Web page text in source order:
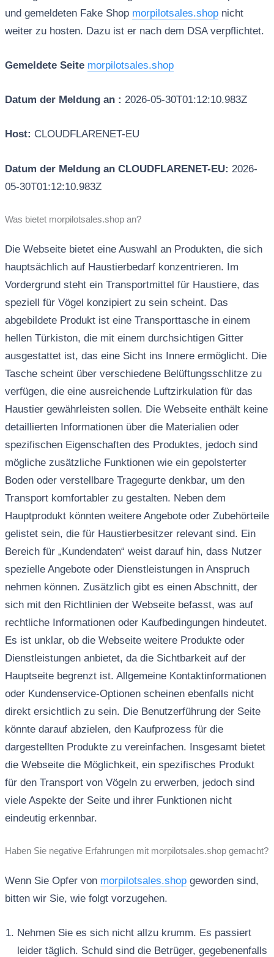
und gemeldeten Fake Shop morpilotsales.shopnicht
weiter zu hosten. Dazu ist er nach dem DSA verpflichtet.
Gemeldete Seite morpilotsales.shop
Datum der Meldung an : 2026-05-30T01:12:10.983Z
Host: CLOUDFLARENET-EU
Datum der Meldung an CLOUDFLARENET-EU: 2026-
05-30T01:12:10.983Z
Was bietet morpilotsales.shop an?
Die Webseite bietet eine Auswahl an Produkten, die sich
hauptsächlich auf Haustierbedarf konzentrieren. Im
Vordergrund steht ein Transportmittel für Haustiere, das
speziell für Vögel konzipiert zu sein scheint. Das
abgebildete Produkt ist eine Transporttasche in einem
hellen Türkiston, die mit einem durchsichtigen Gitter
ausgestattet ist, das eine Sicht ins Innere ermöglicht. Die
Tasche scheint über verschiedene Belüftungsschlitze zu
verfügen, die eine ausreichende Luftzirkulation für das
Haustier gewährleisten sollen. Die Webseite enthält keine
detaillierten Informationen über die Materialien oder
spezifischen Eigenschaften des Produktes, jedoch sind
mögliche zusätzliche Funktionen wie ein gepolsterter
Boden oder verstellbare Tragegurte denkbar, um den
Transport komfortabler zu gestalten. Neben dem
Hauptprodukt könnten weitere Angebote oder Zubehörteile
gelistet sein, die für Haustierbesitzer relevant sind. Ein
Bereich für „Kundendaten“ weist darauf hin, dass Nutzer
spezielle Angebote oder Dienstleistungen in Anspruch
nehmen können. Zusätzlich gibt es einen Abschnitt, der
sich mit den Richtlinien der Webseite befasst, was auf
rechtliche Informationen oder Kaufbedingungen hindeutet.
Es ist unklar, ob die Webseite weitere Produkte oder
Dienstleistungen anbietet, da die Sichtbarkeit auf der
Hauptseite begrenzt ist. Allgemeine Kontaktinformationen
oder Kundenservice-Optionen scheinen ebenfalls nicht
direkt ersichtlich zu sein. Die Benutzerführung der Seite
könnte darauf abzielen, den Kaufprozess für die
dargestellten Produkte zu vereinfachen. Insgesamt bietet
die Webseite die Möglichkeit, ein spezifisches Produkt
für den Transport von Vögeln zu erwerben, jedoch sind
viele Aspekte der Seite und ihrer Funktionen nicht
eindeutig erkennbar.
Haben Sie negative Erfahrungen mit morpilotsales.shop gemacht?
Wenn Sie Opfer von morpilotsales.shopgeworden sind,
bitten wir Sie, wie folgt vorzugehen.
Nehmen Sie es sich nicht allzu krumm. Es passiert
leider täglich. Schuld sind die Betrüger, gegebenenfalls